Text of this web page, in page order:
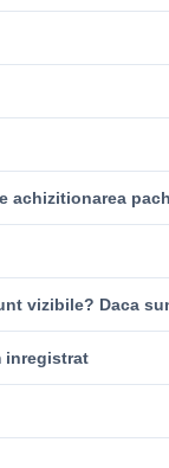
achizitionarea
vizibile? Daca
inregistrat